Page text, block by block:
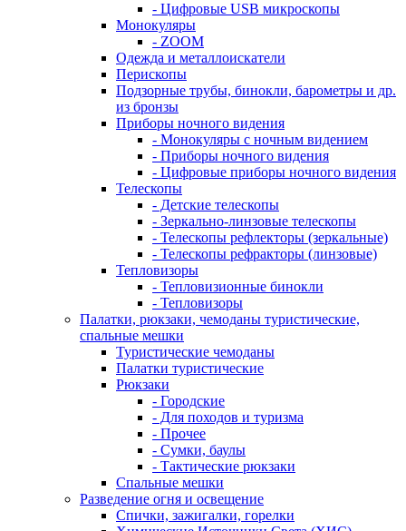
- Цифровые USB микроскопы
Монокуляры
- ZOOM
Одежда и металлоискатели
Перископы
Подзорные трубы, бинокли, барометры и др.
из бронзы
Приборы ночного видения
- Монокуляры с ночным видением
- Приборы ночного видения
- Цифровые приборы ночного видения
Телескопы
- Детские телескопы
- Зеркально-линзовые телескопы
- Телескопы рефлекторы (зеркальные)
- Телескопы рефракторы (линзовые)
Тепловизоры
- Тепловизионные бинокли
- Тепловизоры
Палатки, рюкзаки, чемоданы туристические,
спальные мешки
Туристические чемоданы
Палатки туристические
Рюкзаки
- Городские
- Для походов и туризма
- Прочее
- Сумки, баулы
- Тактические рюкзаки
Спальные мешки
Разведение огня и освещение
Спички, зажигалки, горелки